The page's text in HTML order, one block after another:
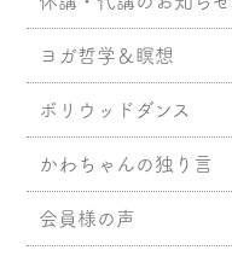
ヨガ哲学＆瞑想
ボリウッドダンス
かわちゃんの独り言
会員様の声